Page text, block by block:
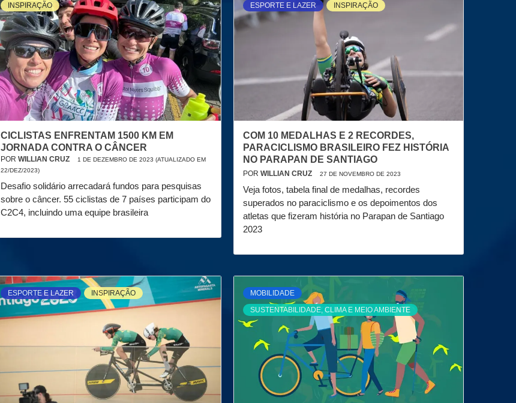
INSPIRAÇÃO
CICLISTAS ENFRENTAM 1500 KM EM
JORNADA CONTRA O CÂNCER
POR WILLIAN CRUZ
1 DE DEZEMBRO DE 2023 (ATUALIZADO EM
22/DEZ/2023)
Desafio solidário arrecadará fundos para pesquisas
sobre o câncer. 55 ciclistas de 7 países participam do
C2C4, incluindo uma equipe brasileira
ESPORTE E LAZER INSPIRAÇÃO
COM 10 MEDALHAS E 2 RECORDES,
PARACICLISMO BRASILEIRO FEZ HISTÓRIA
NO PARAPAN DE SANTIAGO
POR WILLIAN CRUZ 27 DE NOVEMBRO DE 2023
Veja fotos, tabela final de medalhas, recordes
superados no paraciclismo e os depoimentos dos
atletas que fizeram história no Parapan de Santiago
2023
ESPORTE E LAZER INSPIRAÇÃO
MOBILIDADE
SUSTENTABILIDADE, CLIMA E MEIO AMBIENTE